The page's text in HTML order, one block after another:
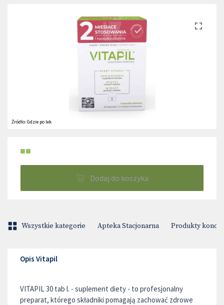
Źródło:Gdzie po lek
■■
Dodaj do koszyka
Wszystkie kategorie Apteka Stacjonarna Produkty
Opis Vitapil
VITAPIL 30 tab l. - suplement diety - to profesjonalny
preparat, którego składniki pomagają zachować zdrowe